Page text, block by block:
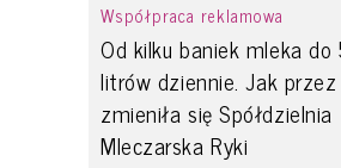
Współpraca reklamowa
Od kilku baniek mleka
litrów dziennie. Jak
zmieniła się Spółdzielnia
Mleczarska Ryki